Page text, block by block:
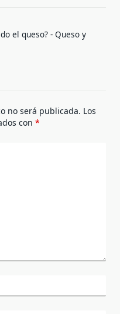
el queso? - Queso y
no será publicada. Los
con *